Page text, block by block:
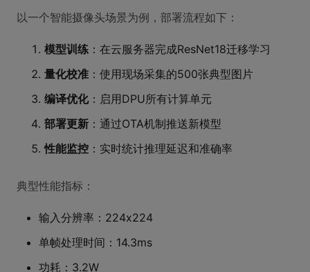
以一个智能摄像头场景为例，部署流程如下：
模型训练 ：在云服务器完成ResNet18迁移学习
量化校准 ：使用现场采集的500张典型图片
编译优化：启用DPU所有计算单元
部署更新 ：通过OTA机制推送新模型
性能监控 ：实时统计推理延迟和准确率
典型性能指标：
输入分辨率：224x224
单帧处理时间：14.3ms
功耗：3.2W